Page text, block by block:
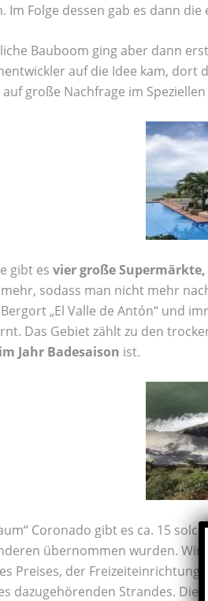
Im Folge dessen gab es dann
Bauboom ging aber dann
auf die Idee kam, dort
auf große Nachfrage im
gibt es vier große
sodass man nicht mehr
„El Valle de Antón“ und
Das Gebiet zählt zu den
Jahr Badesaison ist.
Coronado gibt es ca. 15
übernommen wurden.
Preises, der
dazugehörenden Strandes. Die